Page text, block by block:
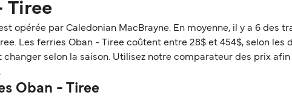
Tiree
opérée par Caledonian MacBrayne. En moyenne, il y a 6 des
Les ferries Oban - Tiree coûtent entre 28$ et 454$, selon
selon la saison. Utilisez notre comparateur des prix
Oban - Tiree